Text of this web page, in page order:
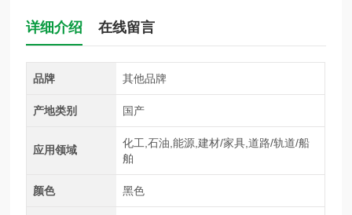
详细介绍 在线留言
品牌 其他品牌
产地类别 国产
应用领域
化工,石油,能源,建材/家具,道路/轨道/船
舶
颜色 黑色